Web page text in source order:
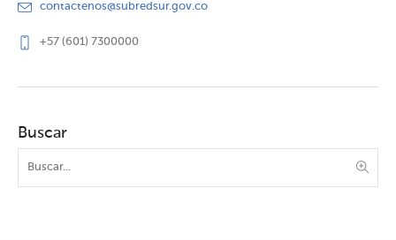
contactenos@subredsur.gov.co
+57 (601) 7300000
Buscar